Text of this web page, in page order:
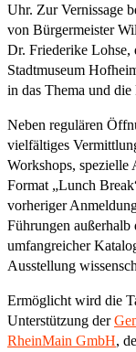
Uhr. Zur Vernissage
von Bürgermeister
Dr. Friederike Lohse,
Stadtmuseum
in das Thema und
Neben regulären
vielfältiges
Workshops, spezielle
Format „Lunch
vorheriger
Führungen
umfangreicher
Ausstellung
Ermöglicht wird die
Unterstützung der
RheinMain GmbH,